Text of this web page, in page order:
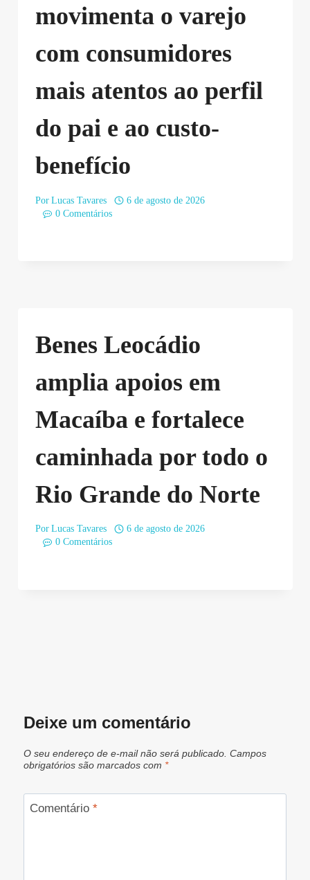
movimenta o varejo
com consumidores
mais atentos ao perfil
do pai e ao custo-
benefício
Por Lucas Tavares
6 de agosto de 2026
0 Comentários
Benes Leocádio
amplia apoios em
Macaíba e fortalece
caminhada por todo o
Rio Grande do Norte
Por Lucas Tavares
6 de agosto de 2026
0 Comentários
Deixe um comentário
O seu endereço de e-mail não será publicado. Campos
obrigatórios são marcados com *
Comentário *